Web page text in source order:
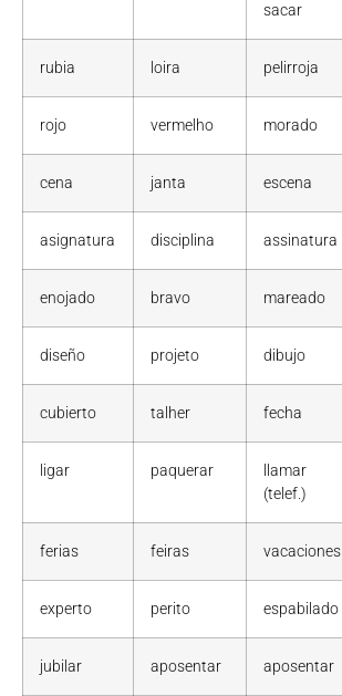
sacar
rubia loira pelirroja
rojo vermelho morado
cena janta escena
asignatura disciplina assinatura
enojado bravo mareado
diseño projeto dibujo
cubierto talher fecha
ligar paquerar
llamar
(telef.)
ferias feiras vacaciones
experto perito espabilado
jubilar aposentar aposentar